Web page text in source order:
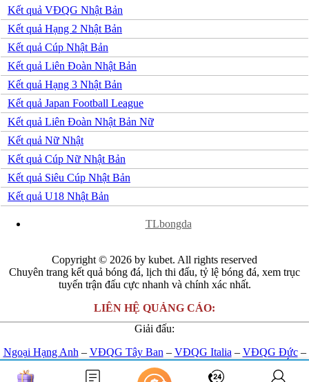
Montenegro
Na Uy
Rumany
San Marino
Slovakia
Slovenia
Síp
Thổ Nhĩ Kỳ
Thụy Điển
Ukraina
Áo
Đan Mạch
Nhật Bản
Hàn Quốc
Trung Quốc
Bahrain
Campuchia
Hồng Kông
Indonesia
Iran
Iraq
Kết quả VĐQG Nhật Bản
Kết quả Hạng 2 Nhật Bản
Kết quả Cúp Nhật Bản
Kết quả Liên Đoàn Nhật Bản
Kết quả Hạng 3 Nhật Bản
Kết quả Japan Football League
Kết quả Liên Đoàn Nhật Bản Nữ
Kết quả Nữ Nhật
Kết quả Cúp Nữ Nhật Bản
Kết quả Siêu Cúp Nhật Bản
Kết quả U18 Nhật Bản
TLbongda
Copyright © 2026 by kubet. All rights reserved
Chuyên trang kết quả bóng đá, lịch thi đấu, tỷ lệ bóng đá, xem trục
tuyến trận đấu cực nhanh và chính xác nhất.
LIÊN HỆ QUẢNG CÁO:
Giải đấu:
Ngoại Hạng Anh – VĐQG Tây Ban – VĐQG Italia – VĐQG Đức–
VĐQG Pháp–Champions League-Euro 2024-U23 Châu Á